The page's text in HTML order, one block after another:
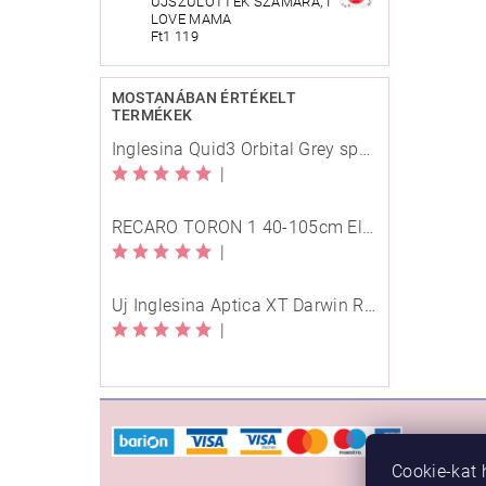
LOVE MAMA
Ft1 119
MOSTANÁBAN ÉRTÉKELT
TERMÉKEK
Inglesina Quid3 Orbital Grey sport babakocsi
RECARO TORON 1 40-105cm Elegant Beige
Új Inglesina Aptica XT Darwin Recline Evo 4in1 Himalaya Blue multifunkciós babakocsi
Cookie-kat